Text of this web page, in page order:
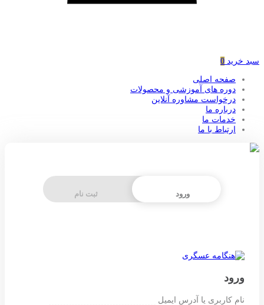
سبد خرید 0
صفحه اصلی
دوره های آموزشی و محصولات
درخواست مشاوره آنلاین
درباره ما
خدمات ما
ارتباط با ما
ورود ثبت نام
ورود
نام کاربری یا آدرس ایمیل